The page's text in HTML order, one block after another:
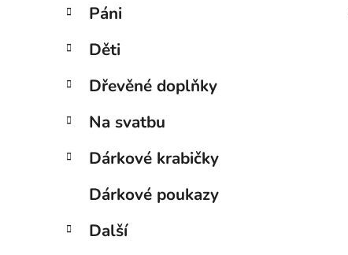
Páni
Děti
Dřevěné doplňky
Na svatbu
Dárkové krabičky
Dárkové poukazy
Další